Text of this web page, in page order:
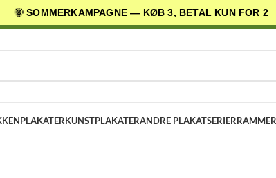
🌞 SOMMERKAMPAGNE — KØB 3, BETAL KUN FOR 2
LEVERING ✓ 30 DAGES RETURRET ★ 4,5/5 PÅ TRUSTPILOT
KUNSTPLAKATERANDRE PLAKATSERIERRAMMER